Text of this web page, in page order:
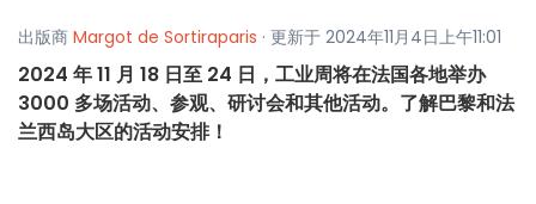
出版商 Margot de Sortiraparis · 更新于 2024年11月4日上午11:01
2024 年 11 月 18 日至 24 日，工业周将在法国各地举办
3000 多场活动、参观、研讨会和其他活动。了解巴黎和法
兰西岛大区的活动安排！